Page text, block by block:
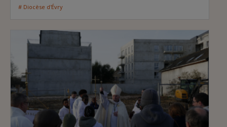
# Diocèse d'Évry